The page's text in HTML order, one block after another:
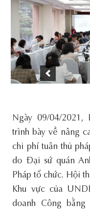
Ngày 09/04/2021,
trình bày về nâng
chi phí tuân thủ
do Đại sứ quán
Pháp tổ chức. Hội
Khu vực của
doanh Công bằng